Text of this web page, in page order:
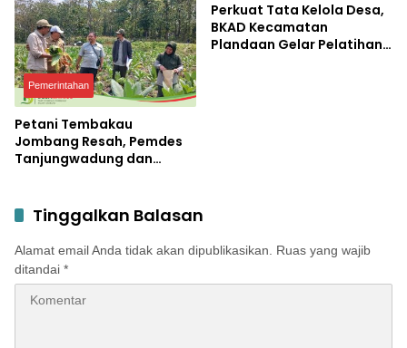
Pemerintahan
Petani Tembakau
Jombang Resah, Pemdes
Tanjungwadung dan
Perkuat Tata Kelola Desa,
BKAD Kecamatan
Plandaan Gelar Pelatihan
Tinggalkan Balasan
Alamat email Anda tidak akan dipublikasikan.
Ruas yang wajib
ditandai *